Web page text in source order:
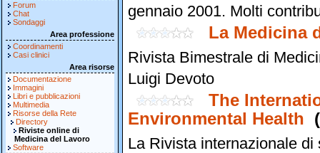
Forum
Chat
Sondaggi
Area professione
Coordinamenti
Casi clinici
Area risorse
Documentazione
Immagini
Libri e pubblicazioni
Multimedia
Risorse della Rete
Directory
Riviste online di
Medicina del Lavoro
Software
gennaio 2001. Molti
La Medicina
Rivista Bimestrale di
Luigi Devoto
The
Environmental Health
La Rivista internazionale